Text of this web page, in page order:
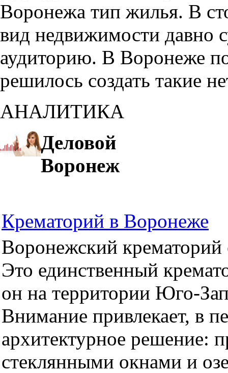
Воронежа тип жилья. В
вид недвижимости давно
аудиторию. В Воронеже
решилось создать такие
АНАЛИТИКА
Деловой
Воронеж
Крематорий в Воронеже
Воронежский крематорий
Это единственный
он на территории Юго-
Внимание привлекает, в
архитектурное решение:
стеклянными окнами и